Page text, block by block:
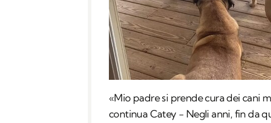
«Mio padre si prende cura dei cani
continua Catey − Negli anni, fin da